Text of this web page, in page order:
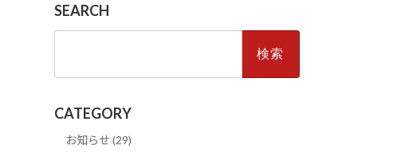
SEARCH
CATEGORY
お知らせ (29)